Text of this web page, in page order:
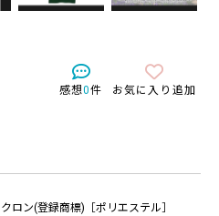
感想0件 お気に入り追加
ロン(登録商標)［ポリエステル］